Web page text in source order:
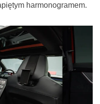
harmonogramem.